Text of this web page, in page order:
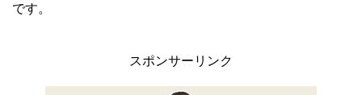
です。
スポンサーリンク